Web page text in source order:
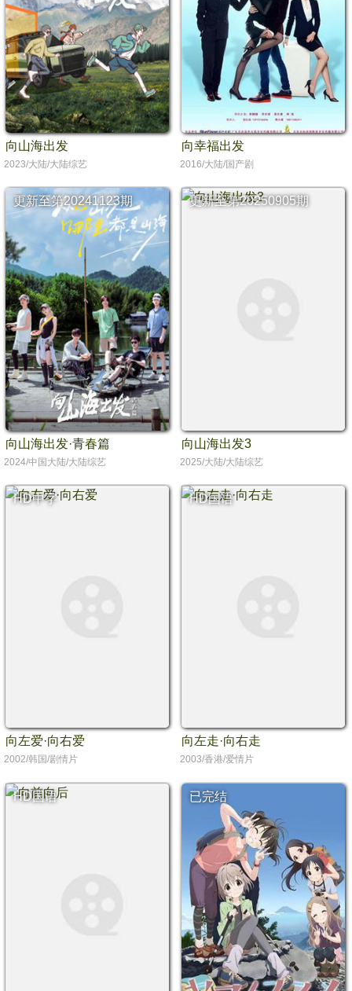
向山海出发
2023/大陆/大陆综艺
向幸福出发
2016/大陆/国产剧
更新至第20241123期
向山海出发·青春篇
2024/中国大陆/大陆综艺
更新至第20250905期
向山海出发3
2025/大陆/大陆综艺
HD中字
向左爱·向右爱
2002/韩国/剧情片
HD国语
向左走·向右走
2003/香港/爱情片
HD国语 已完结